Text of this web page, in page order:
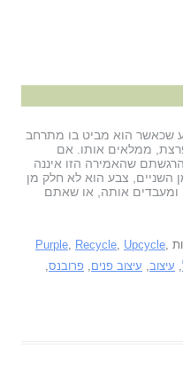
שכאשר הוא מביט בו מתרחב
ממלאים אותו. אם
שהאמירה הזו איננה
השניים, צבע הוא לא חלק מן
ומעבדים אותה, או שאתם
Purple, Recycle, Upcycle,
, עיצוב, עיצוב פנים, פרובנס,